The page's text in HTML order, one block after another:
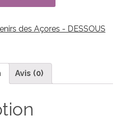
des Açores - DESSOUS
Avis (0)